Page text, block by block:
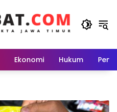
Ekonomi Hukum